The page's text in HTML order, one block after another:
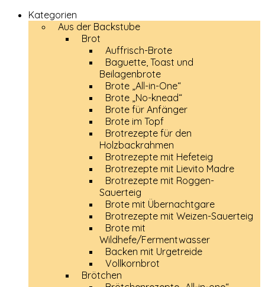
Kategorien
Aus der Backstube
Brot
Auffrisch-Brote
Baguette, Toast und
Beilagenbrote
Brote „All-in-One“
Brote „No-knead“
Brote für Anfänger
Brote im Topf
Brotrezepte für den
Holzbackrahmen
Brotrezepte mit Hefeteig
Brotrezepte mit Lievito Madre
Brotrezepte mit Roggen-
Sauerteig
Brote mit Übernachtgare
Brotrezepte mit Weizen-Sauerteig
Brote mit
Wildhefe/Fermentwasser
Backen mit Urgetreide
Vollkornbrot
Brötchen